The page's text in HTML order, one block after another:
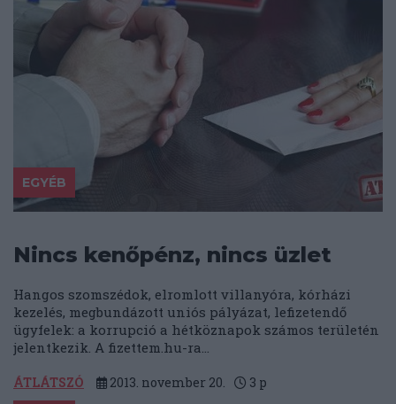
EGYÉB
Nincs kenőpénz, nincs üzlet
Hangos szomszédok, elromlott villanyóra, kórházi
kezelés, megbundázott uniós pályázat, lefizetendő
ügyfelek: a korrupció a hétköznapok számos területén
jelentkezik. A fizettem.hu-ra...
ÁTLÁTSZÓ 2013. november 20. 3 p